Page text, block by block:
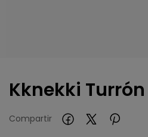
Kknekki Turrón
Compartir